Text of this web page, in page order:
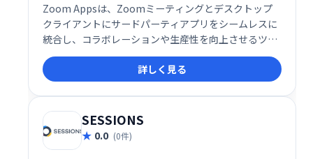
Zoom Appsは、Zoomミーティングとデスクトップ
クライアントにサードパーティアプリをシームレスに
統合し、コラボレーションや生産性を向上させるツー
ルです。現在約50種類のアプリが利用可能で、エンタ
ーテインメントも強化します。会議中にアプリを直接
起動し、より効率的で充実したミーティングを実現で
きます。
詳しく見る
SESSIONS
0.0 (0件)